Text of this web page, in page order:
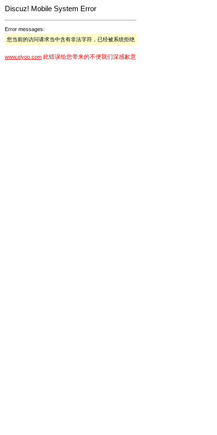
Discuz! Mobile System Error
Error messages:
您当前的访问请求当中含有非法字符，已经被系统拒绝
www.elyoo.com 此错误给您带来的不便我们深感歉意